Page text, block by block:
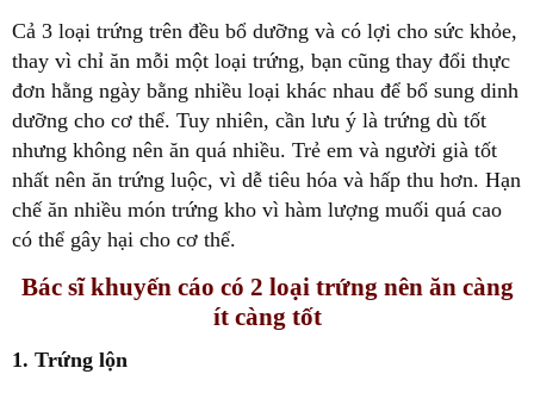
Cả 3 loại trứng trên đều bổ dưỡng và có lợi cho sức khỏe,
thay vì chỉ ăn mỗi một loại trứng, bạn cũng thay đổi thực
đơn hằng ngày bằng nhiều loại khác nhau để bổ sung dinh
dưỡng cho cơ thể. Tuy nhiên, cần lưu ý là trứng dù tốt
nhưng không nên ăn quá nhiều. Trẻ em và người già tốt
nhất nên ăn trứng luộc, vì dễ tiêu hóa và hấp thu hơn. Hạn
chế ăn nhiều món trứng kho vì hàm lượng muối quá cao
có thể gây hại cho cơ thể.
Bác sĩ khuyến cáo có 2 loại trứng nên ăn càng
ít càng tốt
1. Trứng lộn